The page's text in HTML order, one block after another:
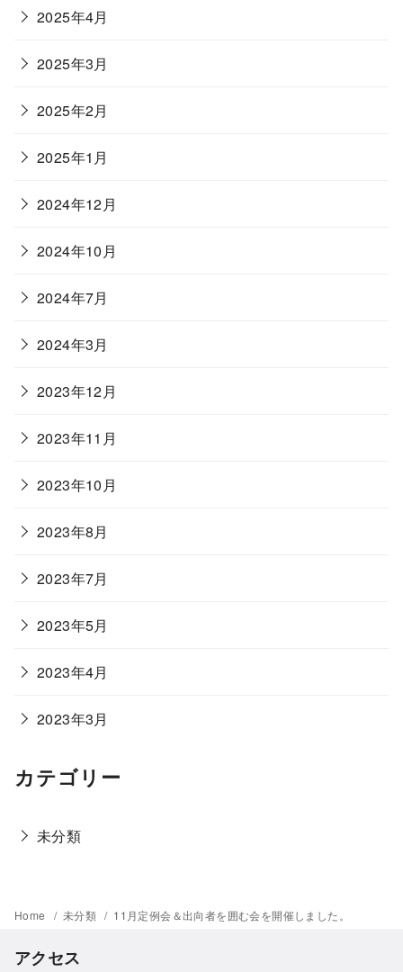
2025年4月
2025年3月
2025年2月
2025年1月
2024年12月
2024年10月
2024年7月
2024年3月
2023年12月
2023年11月
2023年10月
2023年8月
2023年7月
2023年5月
2023年4月
2023年3月
カテゴリー
未分類
Home 未分類 11月定例会＆出向者を囲む会を開催しました。
アクセス